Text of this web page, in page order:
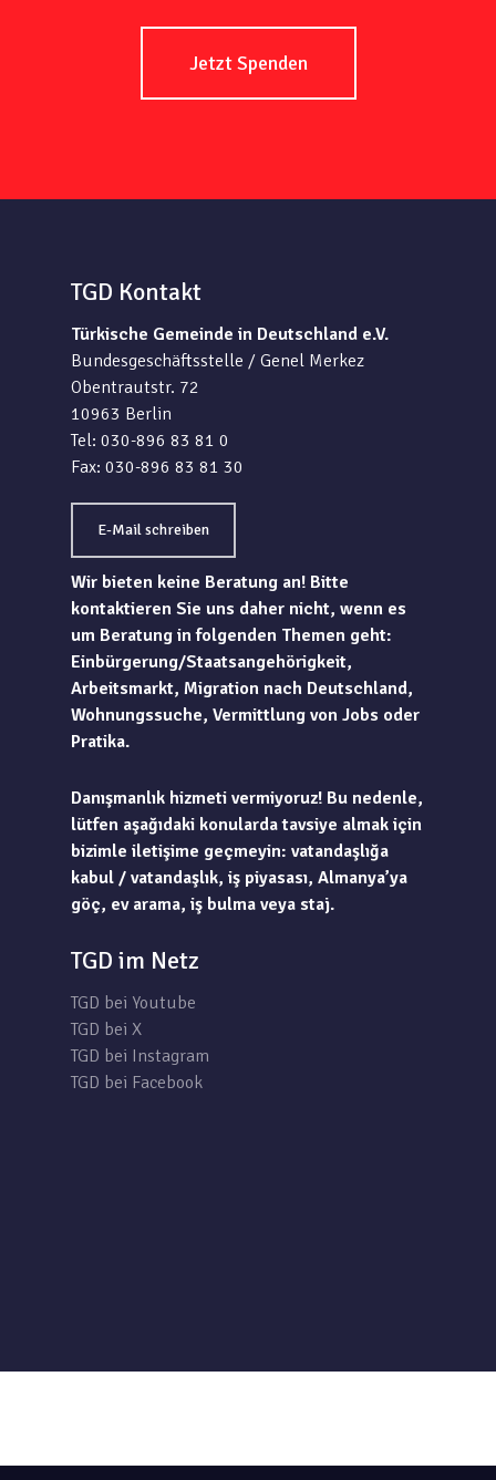
Jetzt Spenden
TGD Kontakt
Türkische Gemeinde in Deutschland e.V.
Bundesgeschäftsstelle / Genel Merkez
Obentrautstr. 72
10963 Berlin
Tel: 030-896 83 81 0
Fax: 030-896 83 81 30
E-Mail schreiben
Wir bieten keine Beratung an! Bitte
kontaktieren Sie uns daher nicht, wenn es
um Beratung in folgenden Themen geht:
Einbürgerung/Staatsangehörigkeit,
Arbeitsmarkt, Migration nach Deutschland,
Wohnungssuche, Vermittlung von Jobs oder
Pratika.
Danışmanlık hizmeti vermiyoruz! Bu nedenle,
lütfen aşağıdaki konularda tavsiye almak için
bizimle iletişime geçmeyin: vatandaşlığa
kabul / vatandaşlık, iş piyasası, Almanya’ya
göç, ev arama, iş bulma veya staj.
TGD im Netz
TGD bei Youtube
TGD bei X
TGD bei Instagram
TGD bei Facebook